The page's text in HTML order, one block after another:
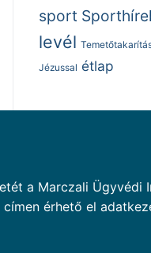
sport
levél
Jézussal étlap
a Marczali Ügyvédi
érhető el